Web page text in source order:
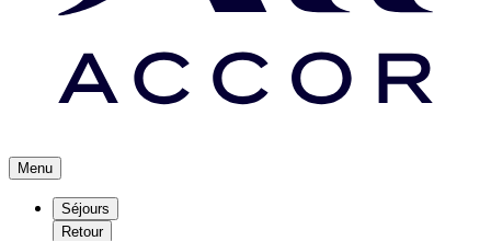
Menu
Séjours
Retour